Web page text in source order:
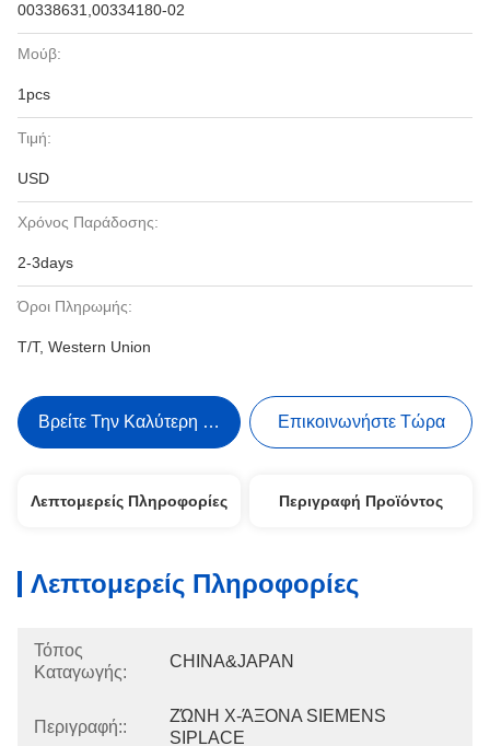
00338631,00334180-02
Μούβ:
1pcs
Τιμή:
USD
Χρόνος Παράδοσης:
2-3days
Όροι Πληρωμής:
T/T, Western Union
Βρείτε Την Καλύτερη Τιμή Επικοινωνήστε Τώρα
Λεπτομερείς Πληροφορίες Περιγραφή Προϊόντος
Λεπτομερείς Πληροφορίες
Τόπος
Καταγωγής:
CHINA&JAPAN
Περιγραφή::
ΖΏΝΗ Χ-ΆΞΟΝΑ SIEMENS
SIPLACE